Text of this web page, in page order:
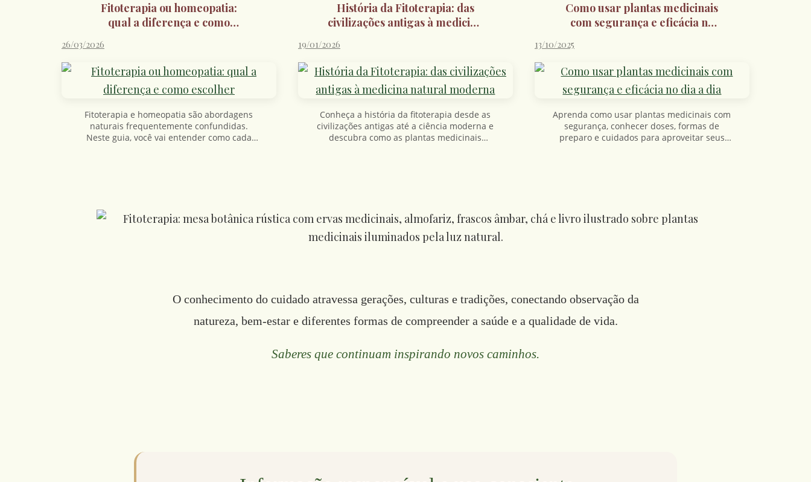
Fitoterapia ou homeopatia:
qual a diferença e como
26/03/2026
Fitoterapia e homeopatia são abordagens
naturais frequentemente confundidas.
Neste guia, você vai entender como cada
História da Fitoterapia: das
civilizações antigas à medicina
19/01/2026
Conheça a história da fitoterapia desde as
civilizações antigas até a ciência moderna e
descubra como as plantas medicinais
Como usar plantas medicinais
com segurança e eficácia no
13/10/2025
Aprenda como usar plantas medicinais com
segurança, conhecer doses, formas de
preparo e cuidados para aproveitar seus
O conhecimento do cuidado atravessa gerações, culturas e tradições, conectando observação da
natureza, bem-estar e diferentes formas de compreender a saúde e a qualidade de vida.
Saberes que continuam inspirando novos caminhos.